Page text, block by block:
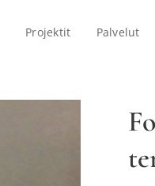
Projektit Palvelut